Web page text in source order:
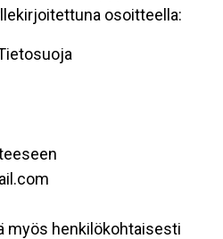
osoitteella:
myös henkilökohtaisesti